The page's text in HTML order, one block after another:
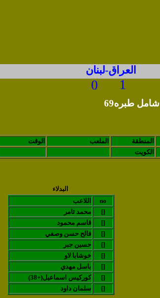
العراق-لبنان
الوقت الملعب المنطقة
الكويت
البدلاء
1
0
شامل طبره69
اللاعب
no
محمد ثامر
[]
قاسم محمود
[]
فالح حسن وصفي
[]
حسين جبر
[]
خوشابا لاو
[]
باسل مهدي
[]
(كوركيس اسماعيل(+38
[]
سلمان داود
[]